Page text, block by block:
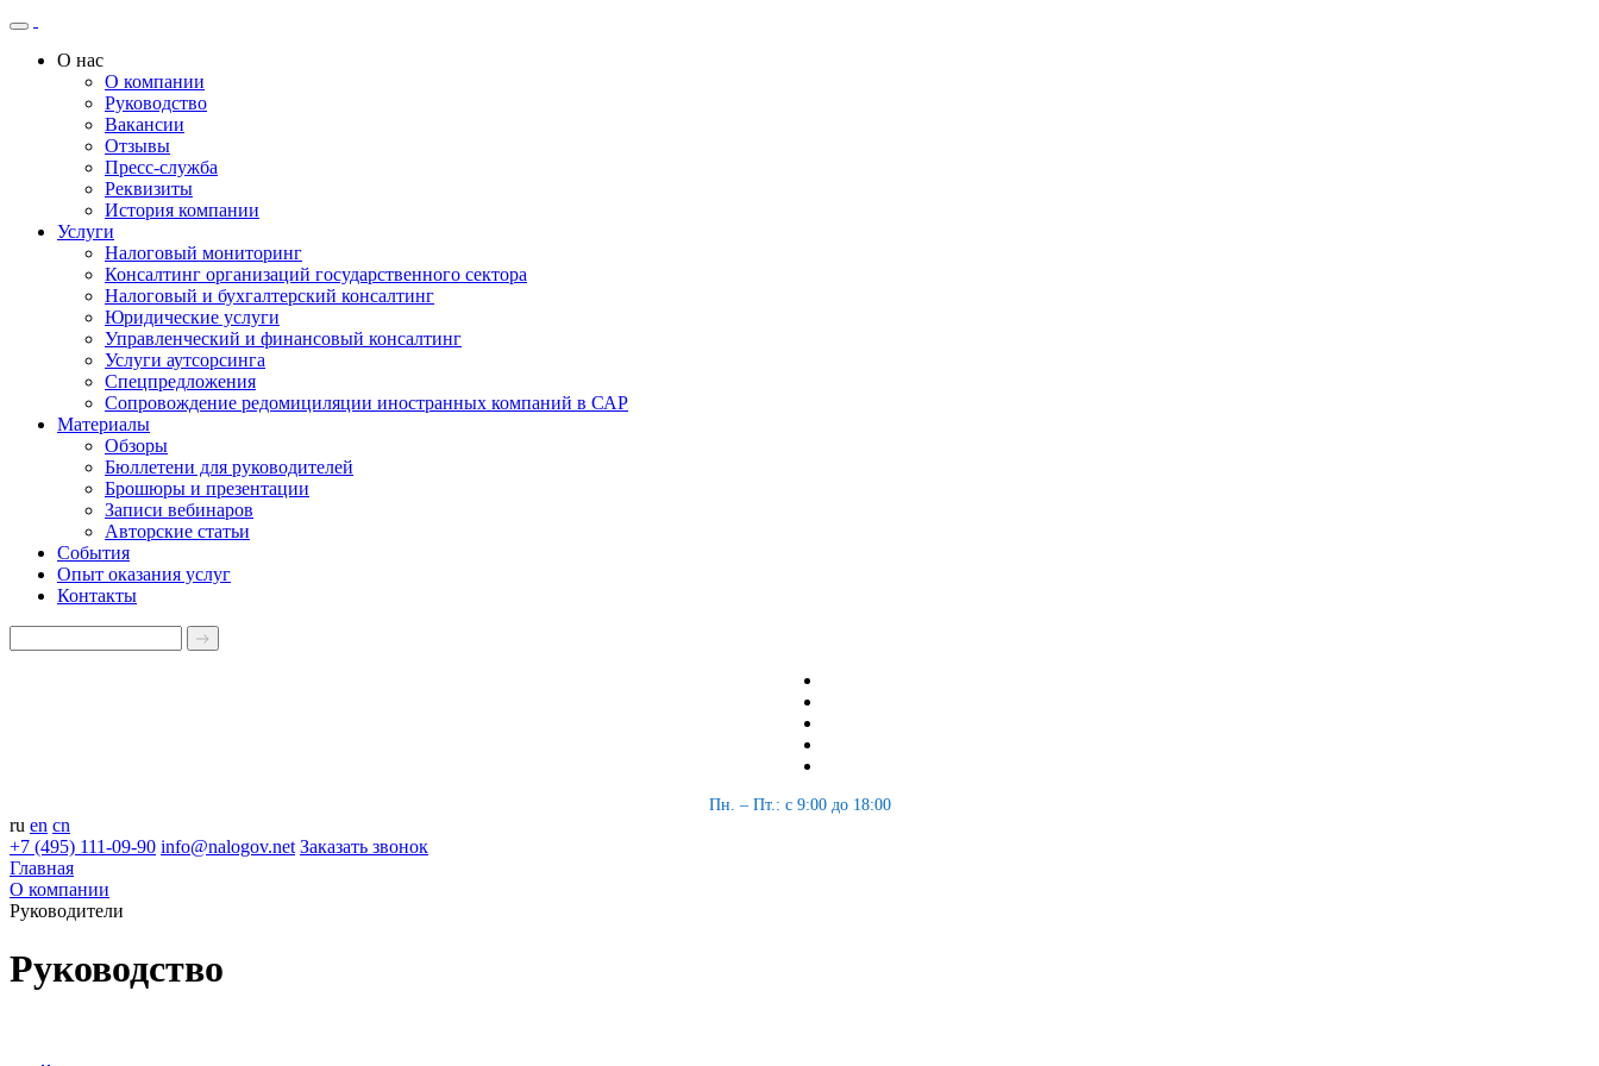
О нас
О компании
Руководство
Вакансии
Отзывы
Пресс-служба
Реквизиты
История компании
Услуги
Налоговый мониторинг
Консалтинг организаций государственного сектора
Налоговый и бухгалтерский консалтинг
Юридические услуги
Управленческий и финансовый консалтинг
Услуги аутсорсинга
Спецпредложения
Сопровождение редомициляции иностранных компаний в САР
Материалы
Обзоры
Бюллетени для руководителей
Брошюры и презентации
Записи вебинаров
Авторские статьи
События
Опыт оказания услуг
Контакты
Пн. – Пт.: с 9:00 до 18:00
ru en cn
+7 (495) 111-09-90 info@nalogov.net Заказать звонок
Главная
О компании
Руководители
Руководство